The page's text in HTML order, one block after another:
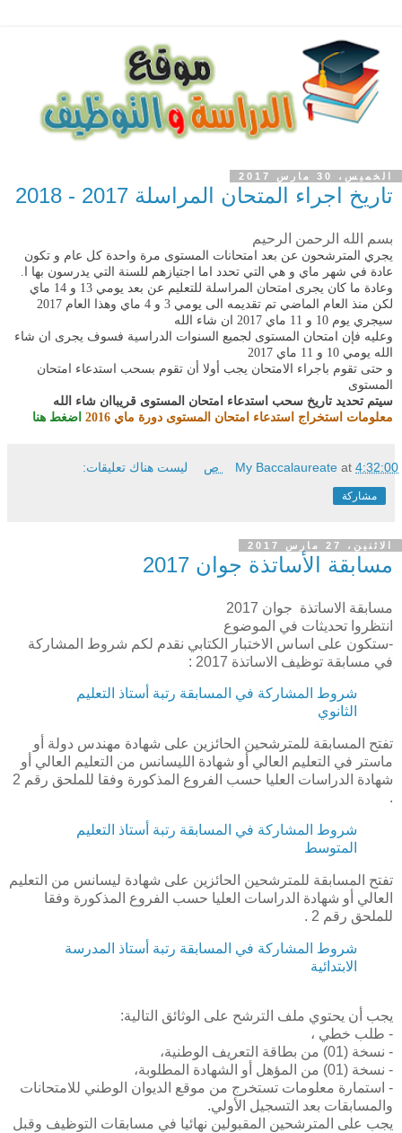
الخميس، 30 مارس 2017
تاريخ اجراء المتحان المراسلة 2017 - 2018
بسم الله الرحمن الرحيم
يجري المترشحون عن بعد امتحانات المستوى مرة واحدة كل عام و تكون
عادة في شهر ماي و هي التي تحدد اما اجتيازهم للسنة التي يدرسون بها ا.
وعادة ما كان يجرى امتحان المراسلة للتعليم عن بعد يومي 13 و 14 ماي
لكن منذ العام الماضي تم تقديمه الى يومي 3 و 4 ماي وهذا العام 2017
سيجري يوم 10 و 11 ماي 2017 ان شاء الله
وعليه فإن امتحان المستوى لجميع السنوات الدراسية فسوف يجرى ان شاء
الله يومي 10 و 11 ماي 2017
و حتى تقوم باجراء الامتحان يجب أولا أن تقوم بسحب استدعاء امتحان
المستوى
سيتم تحديد تاريخ سحب استدعاء امتحان المستوى قريباان شاء الله
معلومات استخراج استدعاء امتحان المستوى دورة ماي 2016
اضغط هنا
My Baccalaureateat4:32:00 ص ليست هناك تعليقات:
مشاركة
الاثنين، 27 مارس 2017
مسابقة الأساتذة جوان 2017
مسابقة الاساتذة جوان 2017
انتظروا تحديثات في الموضوع
-ستكون على اساس الاختبار الكتابي نقدم لكم شروط المشاركة
في مسابقة توظيف الاساتذة 2017 :
شروط المشاركة في المسابقة رتبة أستاذ التعليم
الثانوي
تفتح المسابقة للمترشحين الحائزين على شهادة مهندس دولة أو
ماستر في التعليم العالي أو شهادة الليسانس من التعليم العالي أو
شهادة الدراسات العليا حسب الفروع المذكورة وفقا للملحق رقم 2
.
شروط المشاركة في المسابقة رتبة أستاذ التعليم
المتوسط
تفتح المسابقة للمترشحين الحائزين على شهادة ليسانس من التعليم
العالي أو شهادة الدراسات العليا حسب الفروع المذكورة وفقا
للملحق رقم 2 .
شروط المشاركة في المسابقة رتبة أستاذ المدرسة
الابتدائية
يجب أن يحتوي ملف الترشح على الوثائق التالية:
- طلب خطي ،
- نسخة (01) من بطاقة التعريف الوطنية،
- نسخة (01) من المؤهل أو الشهادة المطلوبة،
- استمارة معلومات تستخرج من موقع الديوان الوطني للامتحانات
والمسابقات بعد التسجيل الأولي.
يجب على المترشحين المقبولين نهائيا في مسابقات التوظيف وقبل